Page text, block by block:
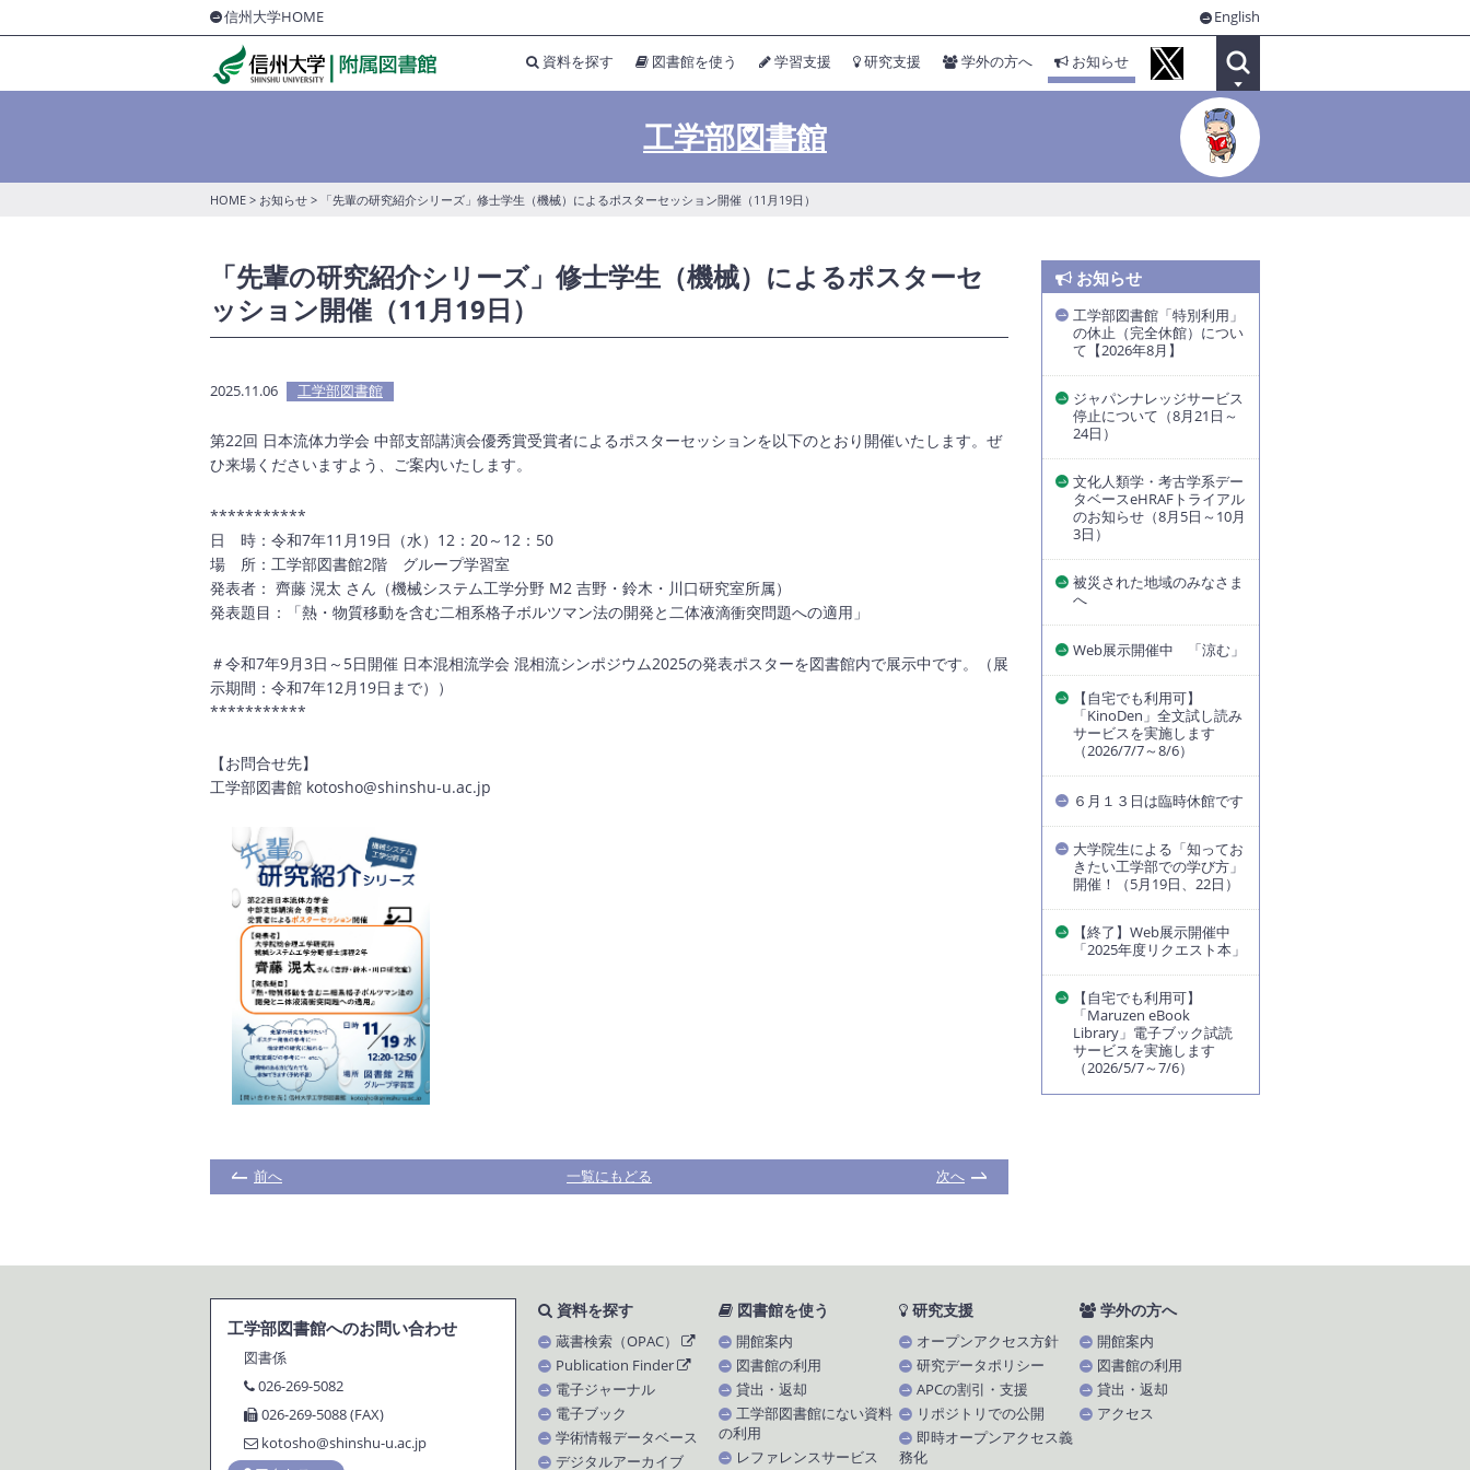
信州大学HOME English
資料を探す 図書館を使う 学習支援 研究支援 学外の方へ お知らせ
工学部図書館
HOME > お知らせ > 「先輩の研究紹介シリーズ」修士学生（機械）によるポスターセッション開催（11月19日）
「先輩の研究紹介シリーズ」修士学生（機械）によるポスターセ
ッション開催（11月19日）
2025.11.06 工学部図書館
第22回 日本流体力学会 中部支部講演会優秀賞受賞者によるポスターセッションを以下のとおり開催いたします。ぜ
ひ来場くださいますよう、ご案内いたします。
***********
日 時：令和7年11月19日（水）12：20～12：50
場 所：工学部図書館2階 グループ学習室
発表者： 齊藤 滉太 さん（機械システム工学分野 M2 吉野・鈴木・川口研究室所属）
発表題目：「熱・物質移動を含む二相系格子ボルツマン法の開発と二体液滴衝突問題への適用」
＃令和7年9月3日～5日開催 日本混相流学会 混相流シンポジウム2025の発表ポスターを図書館内で展示中です。（展
示期間：令和7年12月19日まで））
***********
【お問合せ先】
工学部図書館 kotosho@shinshu-u.ac.jp
前へ 一覧にもどる 次へ
お知らせ
工学部図書館「特別利用」
の休止（完全休館）につい
て【2026年8月】
ジャパンナレッジサービス
停止について（8月21日～
24日）
文化人類学・考古学系デー
タベースeHRAFトライアル
のお知らせ（8月5日～10月
3日）
被災された地域のみなさま
へ
Web展示開催中 「涼む」
【自宅でも利用可】
「KinoDen」全文試し読み
サービスを実施します
（2026/7/7～8/6）
６月１３日は臨時休館です
大学院生による「知ってお
きたい工学部での学び方」
開催！（5月19日、22日）
【終了】Web展示開催中
「2025年度リクエスト本」
【自宅でも利用可】
「Maruzen eBook
Library」電子ブック試読
サービスを実施します
（2026/5/7～7/6）
工学部図書館へのお問い合わせ
図書係
026-269-5082
026-269-5088 (FAX)
kotosho@shinshu-u.ac.jp
資料を探す
蔵書検索（OPAC）
Publication Finder
電子ジャーナル
電子ブック
学術情報データベース
デジタルアーカイブ
図書館を使う
開館案内
図書館の利用
貸出・返却
工学部図書館にない資料
の利用
レファレンスサービス
研究支援
オープンアクセス方針
研究データポリシー
APCの割引・支援
リポジトリでの公開
即時オープンアクセス義
務化
学外の方へ
開館案内
図書館の利用
貸出・返却
アクセス